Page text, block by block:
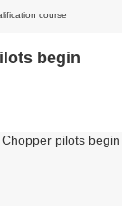
course
begin